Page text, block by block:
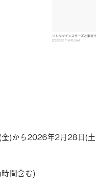
)から2026年2月28日(
間含む)